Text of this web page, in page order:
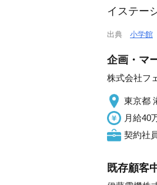
イステー
出典 小学館
企画・マ
株式会社フ
東京都
月給40
契約社
既存顧客